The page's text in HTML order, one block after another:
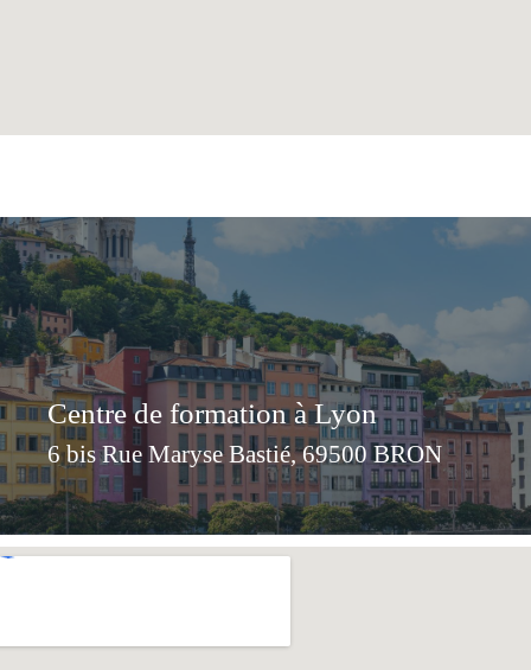
Centre de formation à Lyon
6 bis Rue Maryse Bastié, 69500 BRON